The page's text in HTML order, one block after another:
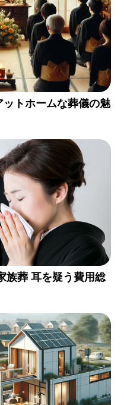
トホームな葬儀の魅
族葬 耳を疑う費用総